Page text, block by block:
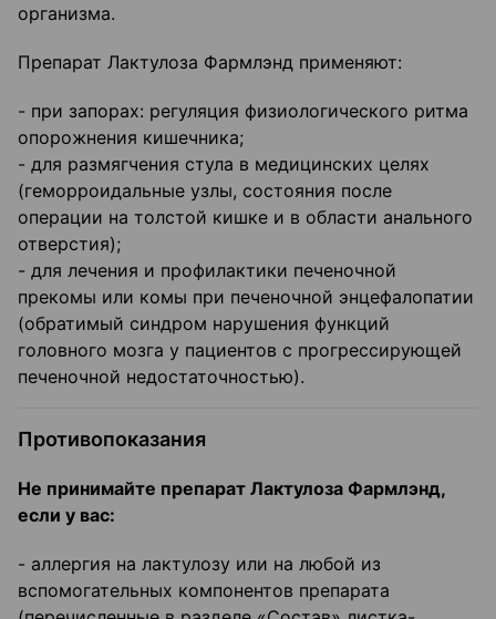
организма.
Препарат Лактулоза Фармлэнд применяют:
- при запорах: регуляция физиологического ритма
опорожнения кишечника;
- для размягчения стула в медицинских целях
(геморроидальные узлы, состояния после
операции на толстой кишке и в области анального
отверстия);
- для лечения и профилактики печеночной
прекомы или комы при печеночной энцефалопатии
(обратимый синдром нарушения функций
головного мозга у пациентов с прогрессирующей
печеночной недостаточностью).
Противопоказания
Не принимайте препарат Лактулоза Фармлэнд,
если у вас:
- аллергия на лактулозу или на любой из
вспомогательных компонентов препарата